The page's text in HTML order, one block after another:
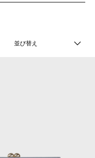
並び替え
newsletter you are